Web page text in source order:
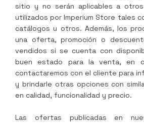
sitio y no serán aplicables a
utilizados porImperium Store tales
catálogos u otros. Además, los
una oferta, promoción o
vendidos si se cuenta con
buen estado para la venta, en
contactaremos con el cliente para
y brindarle otras opciones con
en calidad, funcionalidad y precio.
Las ofertas publicadas en